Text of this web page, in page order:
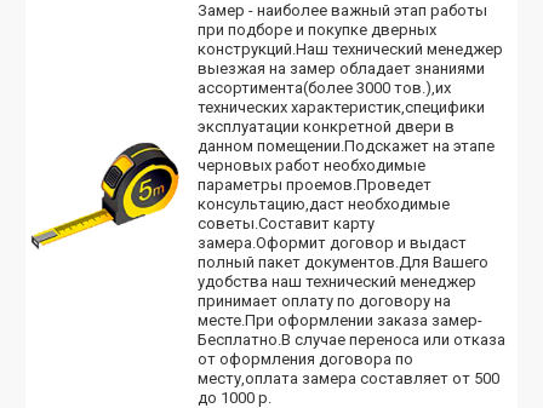
Замер - наиболее важный этап работы
при подборе и покупке дверных
конструкций.Наш технический менеджер
выезжая на замер обладает знаниями
ассортимента(более 3000 тов.),их
технических характеристик,специфики
эксплуатации конкретной двери в
данном помещении.Подскажет на этапе
черновых работ необходимые
параметры проемов.Проведет
консультацию,даст необходимые
советы.Составит карту
замера.Оформит договор и выдаст
полный пакет документов.Для Вашего
удобства наш технический менеджер
принимает оплату по договору на
месте.При оформлении заказа замер-
Бесплатно.В случае переноса или отказа
от оформления договора по
месту,оплата замера составляет от 500
до 1000 р.